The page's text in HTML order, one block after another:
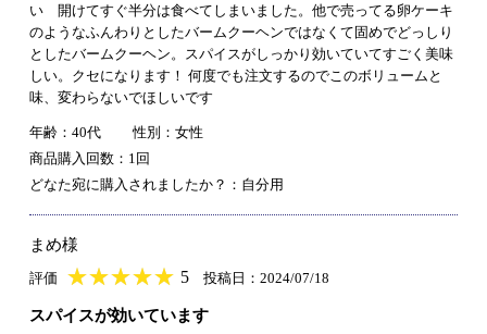
い 開けてすぐ半分は食べてしまいました。他で売ってる卵ケーキ
のようなふんわりとしたバームクーヘンではなくて固めでどっしり
としたバームクーヘン。スパイスがしっかり効いていてすごく美味
しい。クセになります！ 何度でも注文するのでこのボリュームと
味、変わらないでほしいです
年齢：40代
性別：女性
商品購入回数：1回
どなた宛に購入されましたか？：自分用
まめ様
評価 ★★★★★
★★★★★ 5 投稿日：2024/07/18
スパイスが効いています